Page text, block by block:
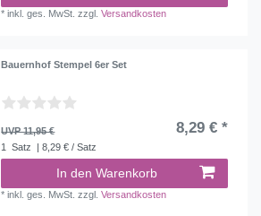
*inkl. ges. MwSt. zzgl.Versandkosten
Bauernhof Stempel 6er Set
UVP 11,95 € 8,29 € *
1 Satz | 8,29 € / Satz
In den Warenkorb
*inkl. ges. MwSt. zzgl.Versandkosten